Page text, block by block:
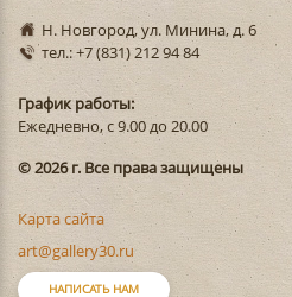
Н. Новгород, ул. Минина, д. 6
тел.: +7 (831) 212 94 84
График работы:
Ежедневно, с 9.00 до 20.00
© 2026 г. Все права защищены
Карта сайта
art@gallery30.ru
НАПИСАТЬ НАМ